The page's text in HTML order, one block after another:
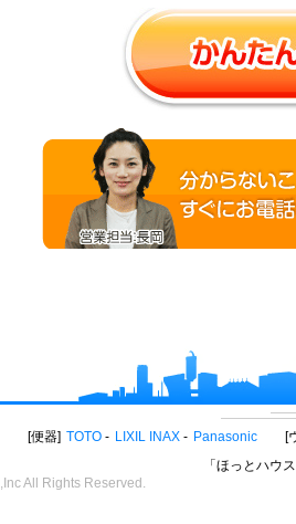
便器 TOTO LIXIL INAX Panasonic
「ほっとハウ
All Rights Reserved.